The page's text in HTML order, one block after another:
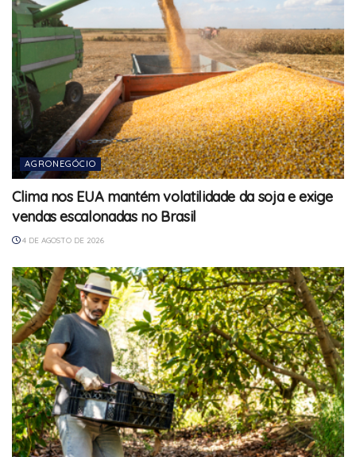
AGRONEGÓCIO
Clima nos EUA mantém volatilidade da soja e exige
vendas escalonadas no Brasil
4 DE AGOSTO DE 2026